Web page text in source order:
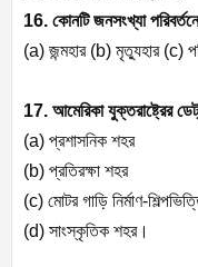
16. কোনটি জনসংখ্যা
(a) জন্মহার (b) মৃত্যুহার (c)
17. আমেরিকা যুক্তরাষ্ট্রের
(a) প্রশাসনিক শহর
(b) প্রতিরক্ষা শহর
(c) মোটর গাড়ি নির্মাণ-
(d) সাংস্কৃতিক শহর।